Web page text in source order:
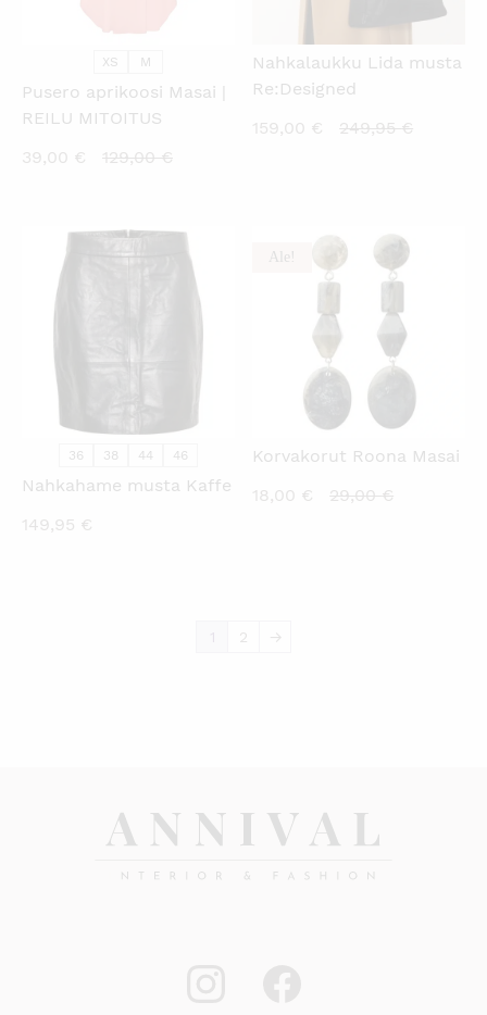
XS M
Pusero aprikoosi Masai |
REILU MITOITUS
39,00 €
Nykyinen
39,00 €.
129,00€Alkuperäinen
Nahkalaukku Lida musta
Re:Designed
159,00 €
Nykyinen
249,95€
KATSO PIKANÄKYMÄ
36 38 44 46
Nahkahame musta Kaffe
149,95 €
Ale! KATSO PIKANÄKYMÄ
Korvakorut Roona Masai
18,00 €
Nykyinen
29,00€
1 2 →